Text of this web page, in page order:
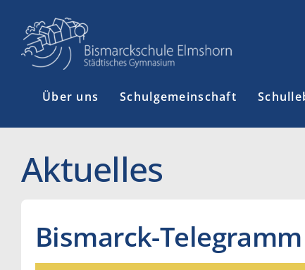
Inhalt
springen
Über uns Schulgemeinschaft
Aktuelles
Bismarck-